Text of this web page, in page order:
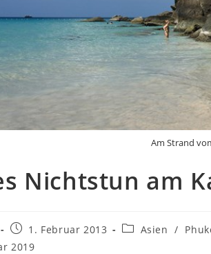
Am Strand
Nichtstun am
Beitrag
veröffentlicht:
1. Februar 2013
Beitrags-
Asien /
2019